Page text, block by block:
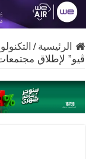
الرئيسية /
ڤيو” لإطلاق